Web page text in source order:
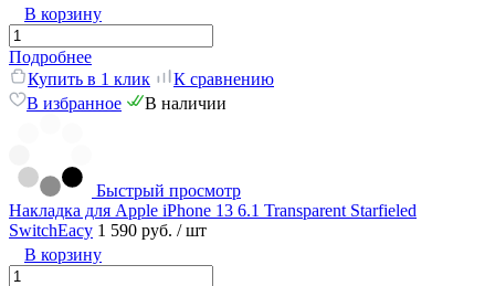
В корзину
Подробнее
Купить в 1 клик
К сравнению
В избранное
В наличии
Быстрый просмотр
Накладка для Apple iPhone 13 6.1 Transparent Starfieled
SwitchEacy 1 590 руб. / шт
В корзину